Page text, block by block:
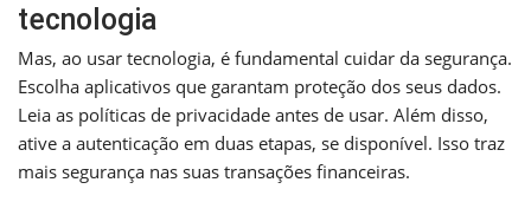
tecnologia
Mas, ao usar tecnologia, é fundamental cuidar da segurança.
Escolha aplicativos que garantam proteção dos seus dados.
Leia as políticas de privacidade antes de usar. Além disso,
ative a autenticação em duas etapas, se disponível. Isso traz
mais segurança nas suas transações financeiras.